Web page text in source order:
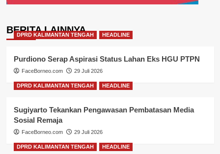
BERITA LAINNYA
DPRD KALIMANTAN TENGAH HEADLINE
Purdiono Serap Aspirasi Status Lahan Eks HGU PTPN
FaceBorneo.com 29 Juli 2026
DPRD KALIMANTAN TENGAH HEADLINE
Sugiyarto Tekankan Pengawasan Pembatasan Media
Sosial Remaja
FaceBorneo.com 29 Juli 2026
DPRD KALIMANTAN TENGAH HEADLINE